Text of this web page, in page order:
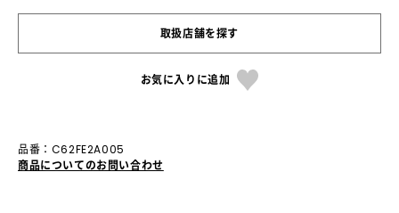
取扱店舗を探す
お気に入りに追加
品番：C62FE2A005
商品についてのお問い合わせ